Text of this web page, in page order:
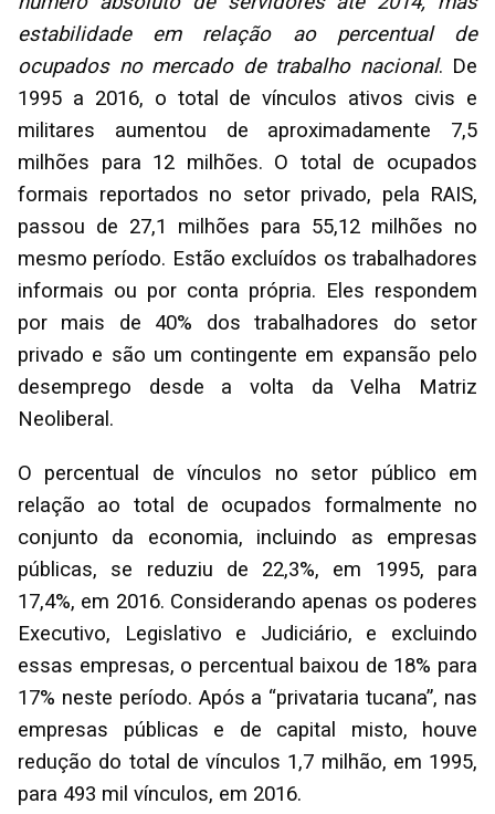
estabilidade em relação ao percentual de
ocupados no mercado de trabalho nacional. De
1995 a 2016, o total de vínculos ativos civis e
militares aumentou de aproximadamente 7,5
milhões para 12 milhões. O total de ocupados
formais reportados no setor privado, pela RAIS,
passou de 27,1 milhões para 55,12 milhões no
mesmo período. Estão excluídos os trabalhadores
informais ou por conta própria. Eles respondem
por mais de 40% dos trabalhadores do setor
privado e são um contingente em expansão pelo
desemprego desde a volta da Velha Matriz
Neoliberal.
O percentual de vínculos no setor público em
relação ao total de ocupados formalmente no
conjunto da economia, incluindo as empresas
públicas, se reduziu de 22,3%, em 1995, para
17,4%, em 2016. Considerando apenas os poderes
Executivo, Legislativo e Judiciário, e excluindo
essas empresas, o percentual baixou de 18% para
17% neste período. Após a “privataria tucana”, nas
empresas públicas e de capital misto, houve
redução do total de vínculos 1,7 milhão, em 1995,
para 493 mil vínculos, em 2016.